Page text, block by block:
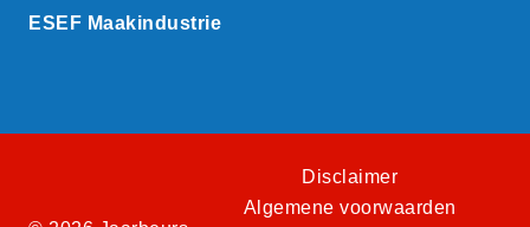
ESEF Maakindustrie
Disclaimer
Algemene voorwaarden